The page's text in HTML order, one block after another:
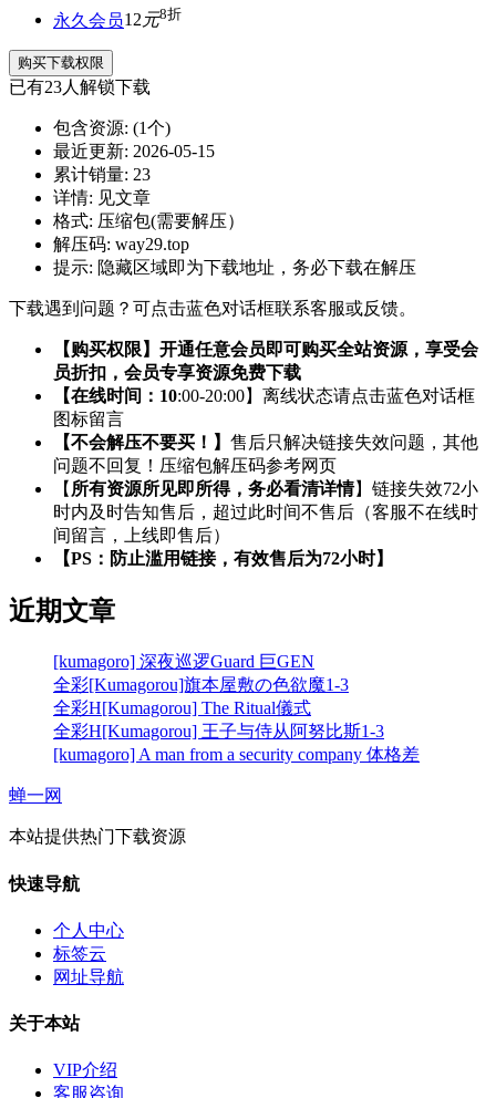
永久会员12元8折
购买下载权限
已有23人解锁下载
包含资源: (1个)
最近更新: 2026-05-15
累计销量: 23
详情: 见文章
格式: 压缩包(需要解压）
解压码: way29.top
提示: 隐藏区域即为下载地址，务必下载在解压
下载遇到问题？可点击蓝色对话框联系客服或反馈。
【购买权限】开通任意会员即可购买全站资源，享受会
员折扣，会员专享资源免费下载
【在线时间：10:00-20:00】离线状态请点击蓝色对话框
图标留言
【不会解压不要买！】 售后只解决链接失效问题，其他
问题不回复！压缩包解压码参考网页
【 所有资源所见即所得，务必看清详情】链接失效72小
时内及时告知售后，超过此时间不售后（客服不在线时
间留言，上线即售后）
【PS：防止滥用链接，有效售后为72小时】
近期文章
[kumagoro] 深夜巡逻Guard 巨GEN
全彩[Kumagorou]旗本屋敷の色欲魔1-3
全彩H[Kumagorou] The Ritual儀式
全彩H[Kumagorou] 王子与侍从阿努比斯1-3
[kumagoro] A man from a security company 体格差
蝉一网
本站提供热门下载资源
快速导航
个人中心
标签云
网址导航
关于本站
VIP介绍
客服咨询